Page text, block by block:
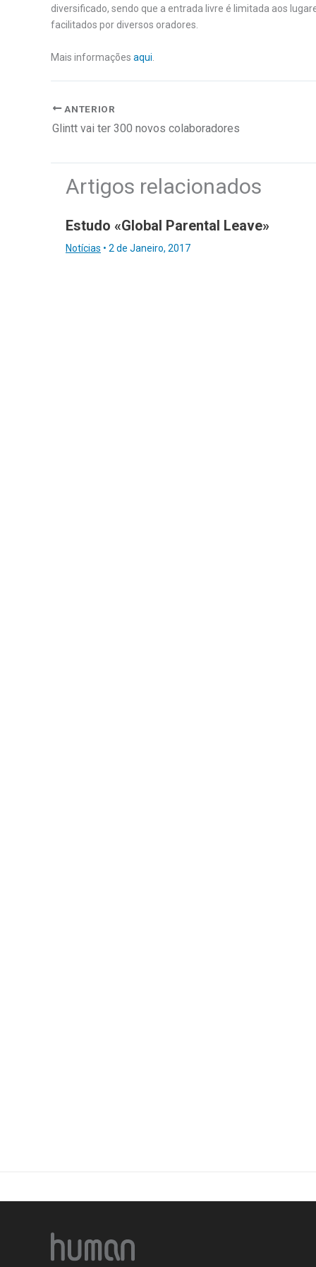
diversificado, sendo que a entrada livre é limitada aos
facilitados por diversos oradores.
Mais informações aqui
ANTERIOR
Glintt vai ter 300 novos colaboradores
Artigos relacionados
Estudo «Global Parental Leave»
Notícias • 2 de Janeiro, 2017